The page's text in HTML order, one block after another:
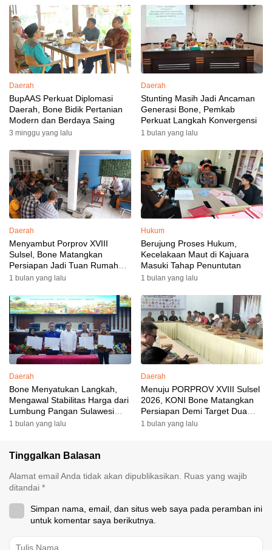
Daerah
BupAAS Perkuat Diplomasi
Daerah, Bone Bidik Pertanian
Modern dan Berdaya Saing
3 minggu yang lalu
Daerah
Stunting Masih Jadi Ancaman
Generasi Bone, Pemkab
Perkuat Langkah Konvergensi
1 bulan yang lalu
Daerah
Menyambut Porprov XVIII
Sulsel, Bone Matangkan
Persiapan Jadi Tuan Rumah
yang Berkesan: Wakil Bupati
Targetkan Venue dan
Akomodasi Rampung
1 bulan yang lalu
Hukum
Berujung Proses Hukum,
Kecelakaan Maut di Kajuara
Masuki Tahap Penuntutan
1 bulan yang lalu
Daerah
Bone Menyatukan Langkah,
Mengawal Stabilitas Harga dari
Lumbung Pangan Sulawesi
Selatan
1 bulan yang lalu
Daerah
Menuju PORPROV XVIII Sulsel
2026, KONI Bone Matangkan
Persiapan Demi Target Dua
Besar
1 bulan yang lalu
Tinggalkan Balasan
Alamat email Anda tidak akan dipublikasikan.
Ruas yang wajib
ditandai *
Simpan nama, email, dan situs web saya pada peramban ini
untuk komentar saya berikutnya.